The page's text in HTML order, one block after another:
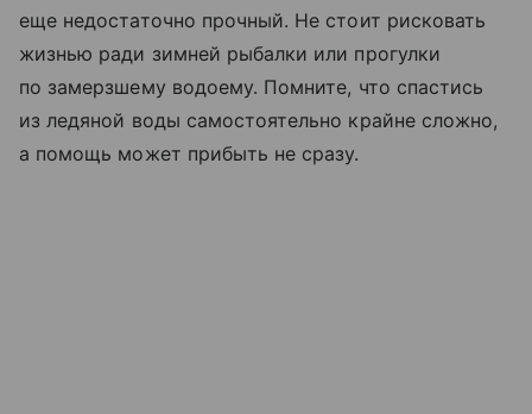
еще недостаточно прочный. Не стоит рисковать
жизнью ради зимней рыбалки или прогулки
по замерзшему водоему. Помните, что спастись
из ледяной воды самостоятельно крайне сложно,
а помощь может прибыть не сразу.